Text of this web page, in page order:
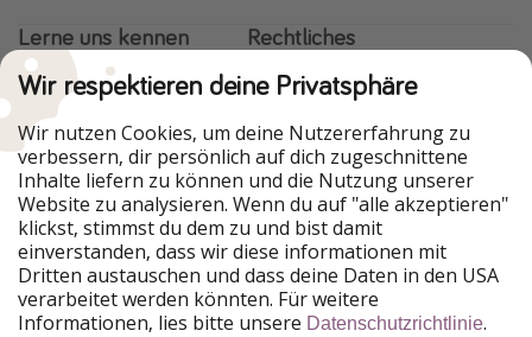
Lerne uns kennen
Über uns
Karriere
Presse
Partner
Nachhaltigkeit
Rechtliches
Datenschutz
Impressum
Unsere Regeln
Kontakt
Service-Kontrolle
Wir respektieren deine Privatsphäre
Wir nutzen Cookies, um deine Nutzererfahrung zu
verbessern, dir persönlich auf dich zugeschnittene
Inhalte liefern zu können und die Nutzung unserer
Website zu analysieren. Wenn du auf "alle akzeptieren"
klickst, stimmst du dem zu und bist damit
einverstanden, dass wir diese informationen mit
Dritten austauschen und dass deine Daten in den USA
verarbeitet werden könnten. Für weitere
Informationen, lies bitte unsere Datenschutzrichtlinie.